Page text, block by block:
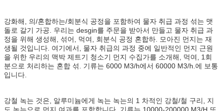
강화해, 의/혼합하는/회분식 공정을 포함하여 물자 취급 과정 섞는 맷
돌로 갈기 가공. 우리는 desgin를 주문을 받아서 만들고 물자 취급 과
정을 위해 생성해, 섞어, 먹여, 회분식 공정 혼합하. 모아진 먼지는 재
생될 것입니다. 여기에서, 물자 취급의 과정 중에 일반적인 먼지 근원
을 위한 우리의 맥박 제트기 청소기 먼지 수집가를 소개해, 먹여, 1회
분으로 처리하는 혼합 섞. 기류는 6000 M3/h에서 60000 M3/h.에 보통
입니다.
강철 녹는 것은, 알루미늄에게 녹는 녹는의 1 차적인 강철/철 구리, 지